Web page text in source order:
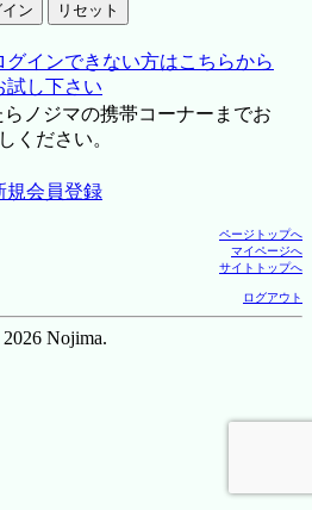
インできない方はこちらから
試し下さい
ノジマの携帯コーナーまでお
ください。
規会員登録
ページトップへ
マイページへ
サイトトップへ
ログアウト
Nojima.